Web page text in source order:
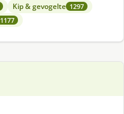
Kip & gevogelte 1297
1177